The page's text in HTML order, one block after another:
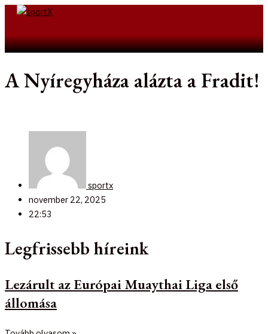
Skip
A Nyíregyháza alázta a Fradit!
sportx
november 22, 2025
22:53
Legfrissebb híreink
Lezárult az Európai Muaythai Liga első
állomása